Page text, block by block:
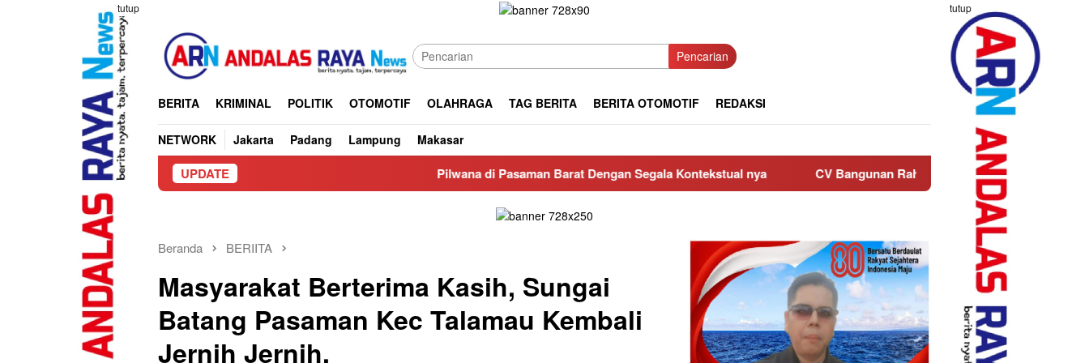
tutup tutup
Pencarian
BERITA KRIMINAL POLITIK OTOMOTIF OLAHRAGA TAG BERITA BERITA OTOMOTIF REDAKSI
NETWORK Jakarta Padang Lampung Makasar
UPDATE Pilwana di Pasaman Barat Dengan Segala Kontekstual nya CV Bangunan Rahmat Rutin Salurkan Bantuan ke Anak Yatim di
Beranda BERIITA
Masyarakat Berterima Kasih, Sungai
Batang Pasaman Kec Talamau Kembali
Jernih Jernih,